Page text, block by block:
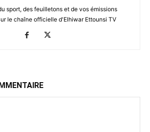
sport, des feuilletons et de vos émissions
le chaîne officielle d'Elhiwar Ettounsi TV